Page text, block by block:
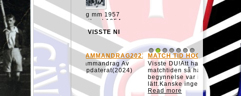
VISSTE NI
1 2 3 4 5 6
MATCH TID HOCKEY
Visste DU!Att ha koll på
matchtiden så här i ishockeyns
begynnelse var inte så
lätt.Kanske ingen bry...
Read more